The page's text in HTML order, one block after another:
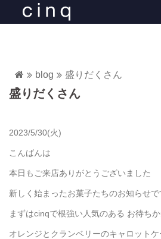
blog 盛りだくさん
盛りだくさん
2023/5/30(火)
こんばんは
本日もご来店ありがとうございました
新しく始まったお菓子たちのお知らせで
まずはcinqで根強い人気のある お待ち
オレンジとクランベリーのキャロットケ